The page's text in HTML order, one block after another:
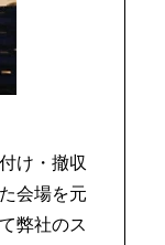
け・撤収
会場を元
弊社のス